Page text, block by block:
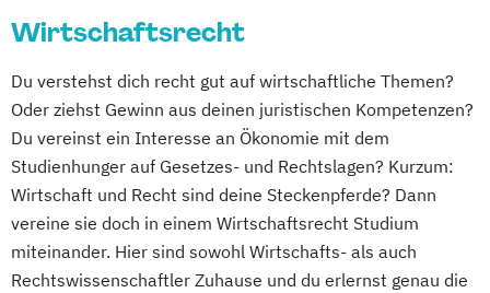
Wirtschaftsrecht
Du verstehst dich recht gut auf wirtschaftliche Themen?
Oder ziehst Gewinn aus deinen juristischen Kompetenzen?
Du vereinst ein Interesse an Ökonomie mit dem
Studienhunger auf Gesetzes- und Rechtslagen? Kurzum:
Wirtschaft und Recht sind deine Steckenpferde? Dann
vereine sie doch in einem Wirtschaftsrecht Studium
miteinander. Hier sind sowohl Wirtschafts- als auch
Rechtswissenschaftler Zuhause und du erlernst genau die